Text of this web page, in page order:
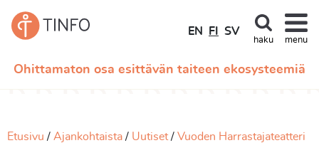
Ohittamaton osa esittävän taiteen ekosysteemiä
EN FI SV
haku menu
Etusivu Ajankohtaista Uutiset
Vuoden Harrastajateatteri